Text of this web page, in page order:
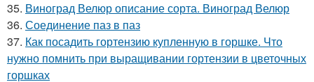
35. Виноград Велюр описание сорта. Виноград Велюр
36. Соединение паз в паз
37. Как посадить гортензию купленную в горшке. Что
нужно помнить при выращивании гортензии в цветочных
горшках